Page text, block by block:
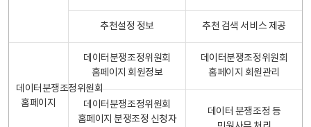
추천설정 정보 추천 검색 서비스 제공
데이터분쟁조정위원회
홈페이지
데이터분쟁조정위원회
홈페이지 회원정보
데이터분쟁조정위원회
홈페이지 회원관리
데이터분쟁조정위원회
홈페이지 분쟁조정 신청자
데이터 분쟁조정 등